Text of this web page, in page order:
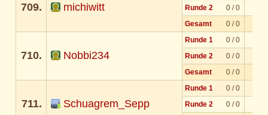
709. michiwitt
Runde 2
0 / 0
Gesamt
0 / 0
710. Nobbi234
Runde 1
0 / 0
Runde 2
0 / 0
Gesamt
0 / 0
711. Schuagrem_Sepp
Runde 1
0 / 0
Runde 2
0 / 0